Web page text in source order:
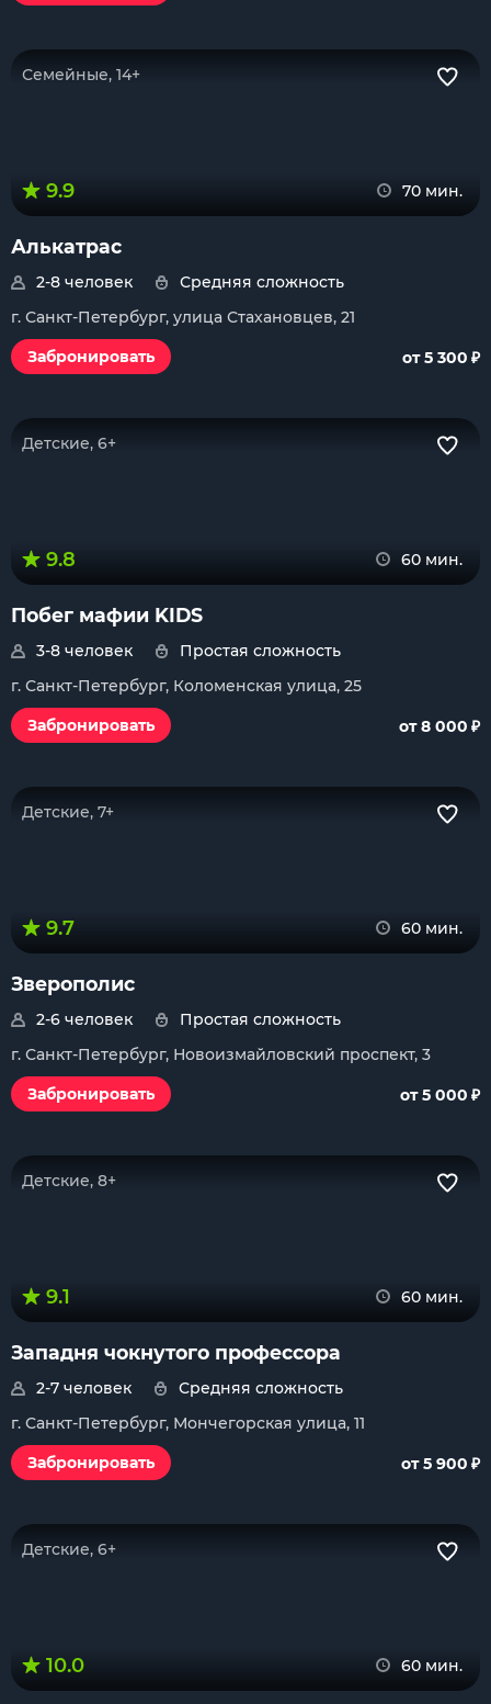
Семейные, 14+
9.9 70 мин.
Алькатрас
2-8 человек
Средняя сложность
г. Санкт-Петербург, улица Стахановцев, 21
Забронировать
от 5 300 ₽
Детские, 6+
9.8 60 мин.
Побег мафии KIDS
3-8 человек
Простая сложность
г. Санкт-Петербург, Коломенская улица, 25
Забронировать
от 8 000 ₽
Детские, 7+
9.7 60 мин.
Зверополис
2-6 человек
Простая сложность
г. Санкт-Петербург, Новоизмайловский проспект, 3
Забронировать
от 5 000 ₽
Детские, 8+
9.1 60 мин.
Западня чокнутого профессора
2-7 человек
Средняя сложность
г. Санкт-Петербург, Мончегорская улица, 11
Забронировать
от 5 900 ₽
Детские, 6+
10.0 60 мин.